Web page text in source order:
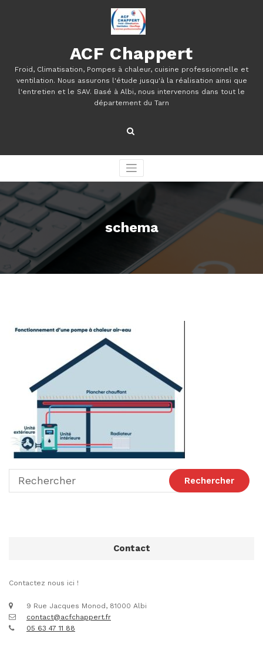
ACF Chappert
Froid, Climatisation, Pompes à chaleur, cuisine professionnelle et
ventilation. Nous assurons l'étude jusqu'à la réalisation ainsi que
l'entretien et le SAV. Basé à Albi, nous intervenons dans tout le
département du Tarn
schema
Contact
Contactez nous ici !
9 Rue Jacques Monod, 81000 Albi
contact@acfchappert.fr
05 63 47 11 88